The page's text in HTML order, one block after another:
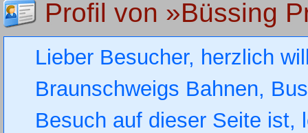
Profil von »Büssing
Lieber Besucher, herzlich
Braunschweigs Bahnen,
Besuch auf dieser Seite